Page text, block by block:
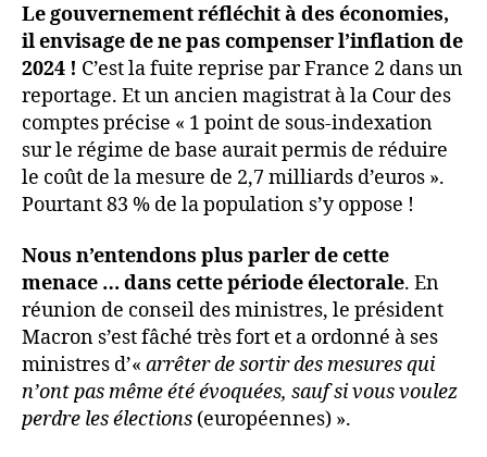
Le gouvernement réfléchit à des économies,
il envisage de ne pas compenser l’inflation de
2024 ! C’est la fuite reprise par France 2 dans un
reportage. Et un ancien magistrat à la Cour des
comptes précise « 1 point de sous-indexation
sur le régime de base aurait permis de réduire
le coût de la mesure de 2,7 milliards d’euros ».
Pourtant 83 % de la population s’y oppose !
Nous n’entendons plus parler de cette
menace … dans cette période électorale. En
réunion de conseil des ministres, le président
Macron s’est fâché très fort et a ordonné à ses
ministres d’« arrêter de sortir des mesures qui
n’ont pas même été évoquées, sauf si vous voulez
perdre les élections (européennes) ».